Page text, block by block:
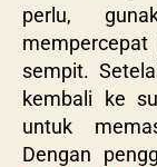
perlu,
sempit.
kembali ke
untuk
Dengan